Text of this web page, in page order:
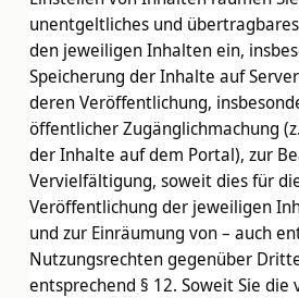
unentgeltliches und
den jeweiligen Inhalten ein,
Speicherung der Inhalte auf
deren Veröffentlichung,
öffentlicher Zugänglichmachung
der Inhalte auf dem Portal), zur
Vervielfältigung, soweit dies für
Veröffentlichung der jeweiligen
und zur Einräumung von – auch
Nutzungsrechten gegenüber
entsprechend § 12. Soweit Sie die